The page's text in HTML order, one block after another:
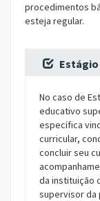
procedimentos
esteja regular.
No caso de
educativo
específica
curricular,
concluir seu
da instituição
supervisor da